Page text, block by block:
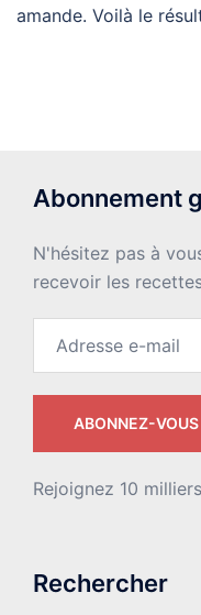
amande. Voilà le
Abonnement
N'hésitez pas à
recevoir les
ABONNEZ-VOUS
Rejoignez 10
Rechercher